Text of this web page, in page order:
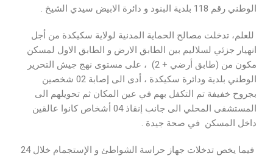
الوطني رقم 118 بلدية البنود و دائرة الابيض سيدي الشيخ .
للعلم، تدخلت مصالح الحماية المدنية لولاية سكيكدة من أجل
انهيار جزئي لسلاليم بين الطابق الارض و الطابق الاول لمسكن
مكون من (طابق أرضي + 2) ، على مستوى نهج جيش التحرير
الوطني بلدية ودائرة سكيكدة ، أدى الى إصابة 02 شخصين
بجروح خفيفة تم التكفل بهم في عين المكان ثم تحويلهم الى
المستشفى المحلي الى جانب إنقاذ 04 أشخاص كانوا عالقين
داخل المسكن في صحة جيدة .
فيما يخص تدخلات جهاز حراسة الشواطئ و الإستجمام خلال 24